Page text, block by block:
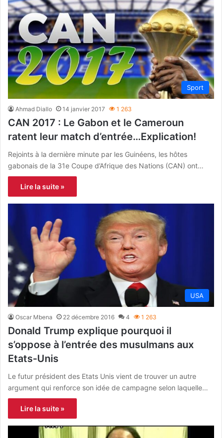
Sport
Ahmad Diallo 14 janvier 2017 1 263
CAN 2017 : Le Gabon et le Cameroun
ratent leur match d’entrée…Explication!
Rejoints à la dernière minute par les Guinéens, les hôtes
gabonais de la 31e Coupe d’Afrique des Nations (CAN) ont…
Lire la suite »
USA
Oscar Mbena 22 décembre 2016 4 1 263
Donald Trump explique pourquoi il
s’oppose à l’entrée des musulmans aux
Etats-Unis
Le futur président des Etats Unis vient de trouver un autre
argument qui renforce son idée de campagne selon laquelle…
Lire la suite »